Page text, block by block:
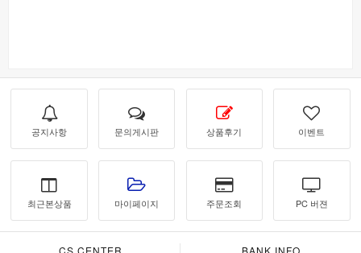
공지사항 문의게시판 상품후기 이벤트
최근본상품 마이페이지 주문조회 PC 버젼
CS CENTER BANK INFO